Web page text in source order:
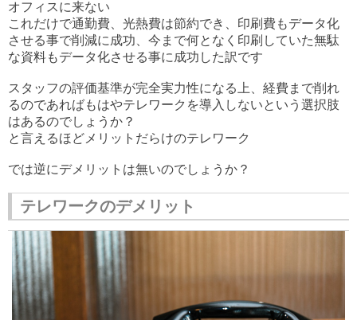
オフィスに来ない
これだけで通勤費、光熱費は節約でき、印刷費もデータ化
させる事で削減に成功、今まで何となく印刷していた無駄
な資料もデータ化させる事に成功した訳です
スタッフの評価基準が完全実力性になる上、経費まで削れ
るのであればもはやテレワークを導入しないという選択肢
はあるのでしょうか？
と言えるほどメリットだらけのテレワーク
では逆にデメリットは無いのでしょうか？
テレワークのデメリット